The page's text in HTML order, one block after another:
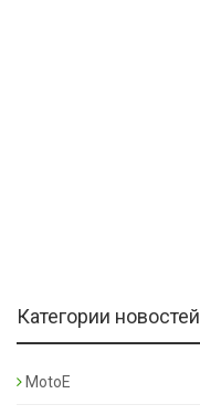
Категории новостей
MotoE